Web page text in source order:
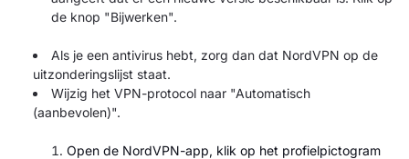
de knop "Bijwerken".
Als je een antivirus hebt, zorg dan dat NordVPN op de
uitzonderingslijst staat.
Wijzig het VPN-protocol naar "Automatisch
(aanbevolen)".
Open de NordVPN-app, klik op het profielpictogram